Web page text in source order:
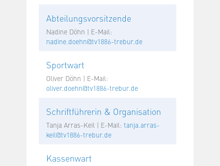
Abteilungsvorsitzende
Nadine Döhn | E-Mail:
nadine.doehn@tv1886-trebur.de
Sportwart
Oliver Döhn | E-Mail:
oliver.doehn@tv1886-trebur.de
Schriftführerin & Organisation
Tanja Arras-Keil | E-Mail: tanja.arras-
keil@tv1886-trebur.de
Kassenwart